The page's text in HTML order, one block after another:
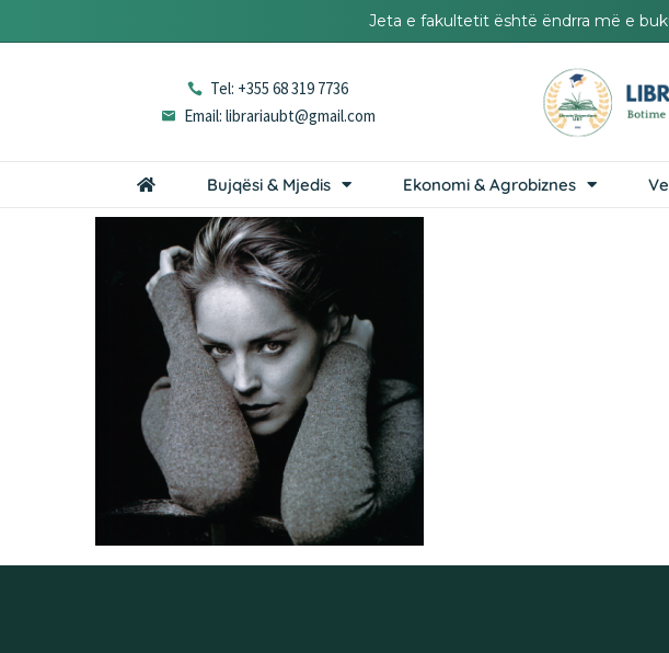
Jeta e fakultetit është ëndrra më e
Tel: +355 68 319 7736
Email: librariaubt@gmail.com
Bujqësi & Mjedis Ekonomi & Agrobiznes